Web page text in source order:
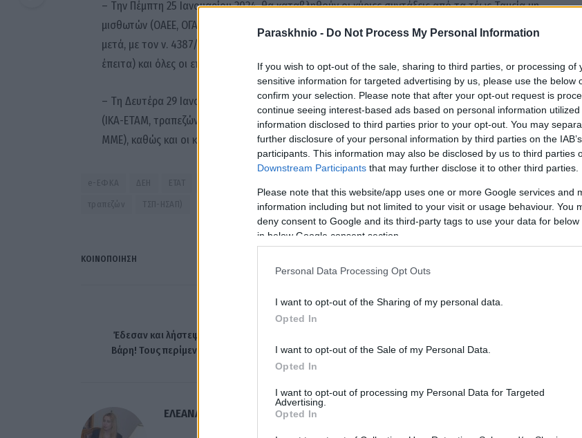
Paraskhnio - Do Not Process My Personal Information
If you wish to opt-out of the sale, sharing to third parties, or processing of
sensitive information for targeted advertising by us, please use the below
confirm your selection. Please note that after your opt-out request is
continue seeing interest-based ads based on personal information
information disclosed to third parties prior to your opt-out. You may
further disclosure of your personal information by third parties on the
participants. This information may also be disclosed by us to third parties
Downstream Participants that may further disclose it to other third parties.
Please note that this website/app uses one or more Google services and
information including but not limited to your visit or usage behaviour. You
deny consent to Google and its third-party tags to use your data for
in below Google consent section.
Personal Data Processing Opt Outs
I want to opt-out of the Sharing of my personal data.
Opted In
I want to opt-out of the Sale of my Personal Data.
Opted In
I want to opt-out of processing my Personal Data for Targeted
Advertising.
Opted In
– Την Πέμπτη 25 Ιανουαρίου 2024, θα καταβληθούν οι κύριες συντάξεις από τα τέως Ταμεία μη
μισθωτών (ΟΑΕΕ, ΟΓΑ και ΕΤΑΑ), οι κύριες συντάξεις που απονεμήθηκαν από τη σύσταση του ΕΦΚΑ και
μετά, με τον ν. 4387/2016, μέσω του ΟΠΣ-ΕΦΚΑ (συνταξιούχοι μισθωτοί & μη μισθωτοί από 1/1/2017 και
έπειτα) και όλες οι επικουρικές συντάξεις του ιδιωτικού τομέα (μη μισθωτών και μισθωτών).
– Τη Δευτέρα 29 Ιανουαρίου 2024, θα καταβληθούν οι κύριες συντάξεις των τέως Ταμείων μισθωτών
(ΙΚΑ-ΕΤΑΜ, τραπεζών, ΟΤΕ, ΔΕΗ, ΛΟΙΠΩΝ ΕΝΤΑΣΣΟΜΕΝΩΝ (ΤΣΕΑΠΓΣΟ, ΤΣΠ-ΗΣΑΠ), ΝΑΤ, ΕΤΑΤ και ΕΤΑΠ-
ΜΜΕ), καθώς και οι κύριες και οι επικουρικές συντάξεις του Δημοσίου.
e-ΕΦΚΑ ΔΕΗ ΕΤΑΤ
τραπεζών ΤΣΠ-ΗΣΑΠ)
ΚΟΙΝΟΠΟΊΗΣΗ
Facebook Twitter Pinterest
ΠΡΟΗΓΟΎΜΕΝΟ ΆΡΘΡΟ
Έδεσαν και λήστεψαν ηλικιωμένο ζευγάρι στη
Βάρη! Τους περίμεναν κάτω από το σπίτι τους!
ΕΛΕΑΝΑ ΖΑΜΠΑΡΑ